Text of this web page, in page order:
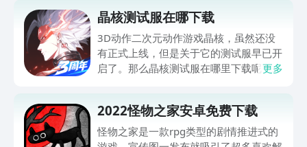
晶核测试服在哪下载
3D动作二次元动作游戏晶核，虽然还没
有正式上线，但是关于它的测试服早已开
启了。那么晶核测试服在哪里下载呢？很
是很了解的话，那么就通过下文的介绍来
简单了解一下吧！
更多
2022怪物之家安卓免费下载
怪物之家是一款rpg类型的剧情推进式的